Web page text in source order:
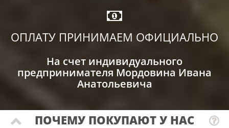
ОПЛАТУ ПРИНИМАЕМ ОФИЦИАЛЬНО
На счет индивидуального
предпринимателя Мордовина Ивана
Анатольевича
ПОЧЕМУ ПОКУПАЮТ У НАС